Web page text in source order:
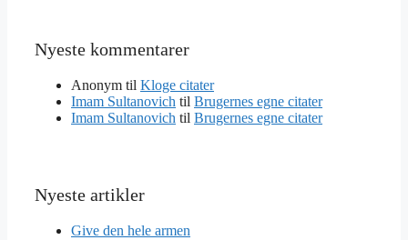
Nyeste kommentarer
Anonym til Kloge citater
Imam Sultanovich til Brugernes egne citater
Imam Sultanovich til Brugernes egne citater
Nyeste artikler
Give den hele armen